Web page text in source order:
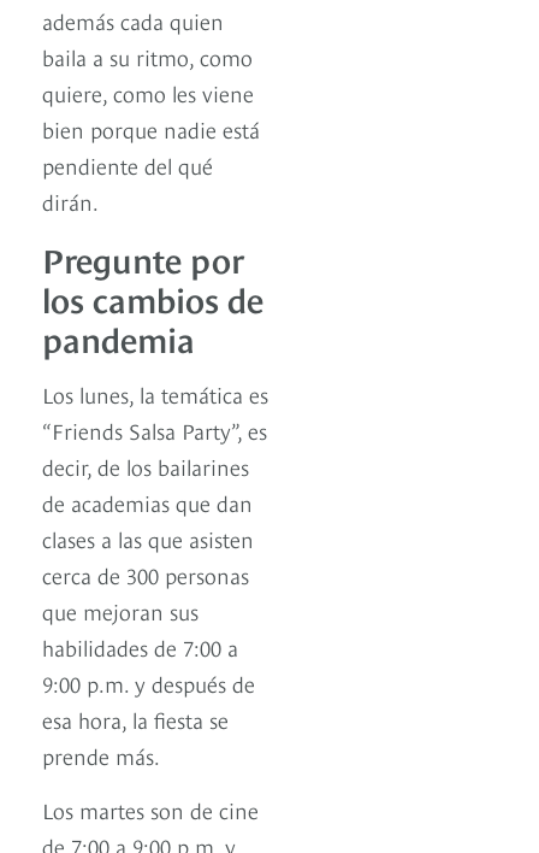
además cada quien
baila a su ritmo, como
quiere, como les viene
bien porque nadie está
pendiente del qué
dirán.
Pregunte por
los cambios de
pandemia
Los lunes, la temática es
“Friends Salsa Party”, es
decir, de los bailarines
de academias que dan
clases a las que asisten
cerca de 300 personas
que mejoran sus
habilidades de 7:00 a
9:00 p.m. y después de
esa hora, la fiesta se
prende más.
Los martes son de cine
de 7:00 a 9:00 p.m. y